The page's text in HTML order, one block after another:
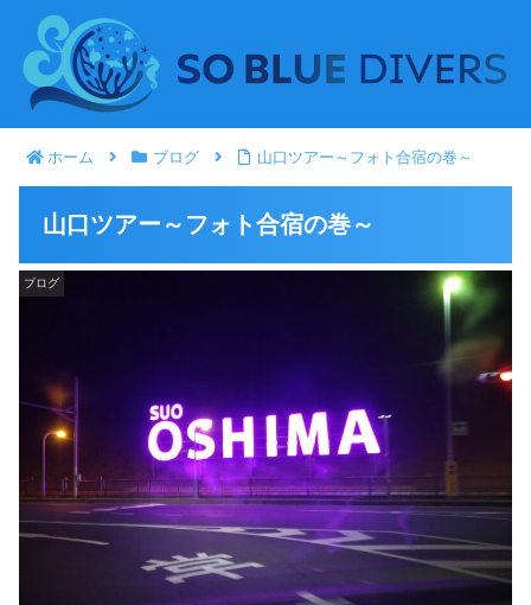
ホーム ブログ 山口ツアー～フォト合宿の巻～
山口ツアー～フォト合宿の巻～
ブログ